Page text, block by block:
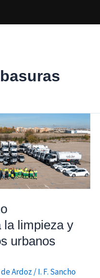
la limpieza y
urbanos
Ardoz /I. F. Sancho